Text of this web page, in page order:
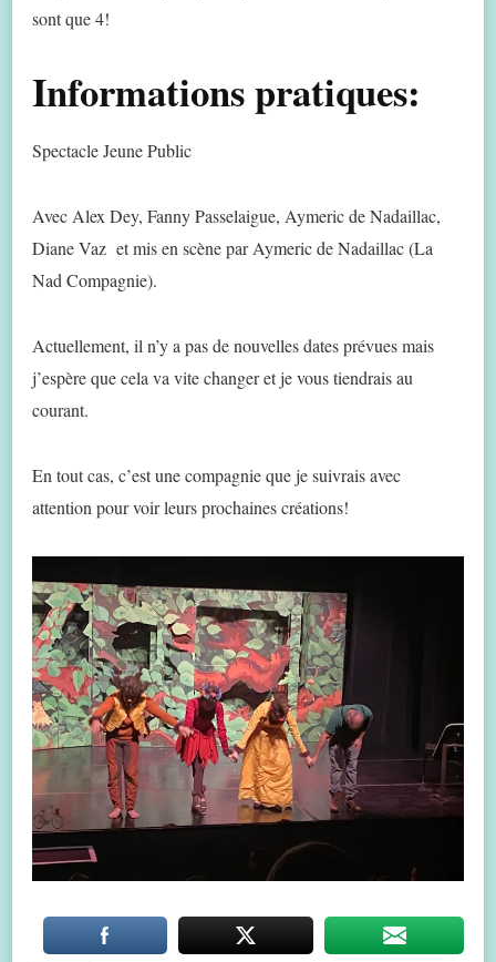
sont que 4!
Informations pratiques:
Spectacle Jeune Public
Avec Alex Dey, Fanny Passelaigue, Aymeric de Nadaillac,
Diane Vaz et mis en scène par Aymeric de Nadaillac (La
Nad Compagnie).
Actuellement, il n’y a pas de nouvelles dates prévues mais
j’espère que cela va vite changer et je vous tiendrais au
courant.
En tout cas, c’est une compagnie que je suivrais avec
attention pour voir leurs prochaines créations!